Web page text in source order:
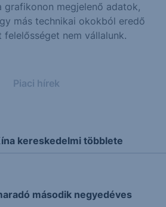
grafikonon megjelenő adatok,
más technikai okokból eredő
felelősséget nem vállalunk.
Piaci hírek
kereskedelmi többlete
második negyedéves